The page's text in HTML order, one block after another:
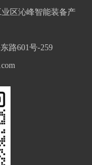
区沁峰智能装备产
路601号-259